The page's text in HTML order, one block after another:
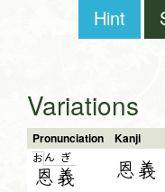
Hint
Variations
Pronunciation Kanji
お ん
恩
ぎ
義 恩義